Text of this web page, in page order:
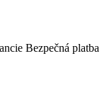
Bezpečná platba